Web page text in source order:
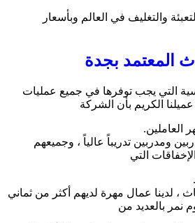
والتغليف في العالم وبأسعار
المعتمد بجدة
التي يجب توفرها في جميع عمليات
الكريم بأن الشركة
العاملين.
ومدربين تدريباً عالياً ، وجميعهم
التي
، لدينا عمال مهرة لديهم أكثر من ثماني
نمر بالعديد من